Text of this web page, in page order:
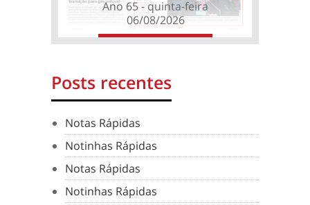
Ano 65 - quinta-feira
06/08/2026
Posts recentes
Notas Rápidas
Notinhas Rápidas
Notas Rápidas
Notinhas Rápidas